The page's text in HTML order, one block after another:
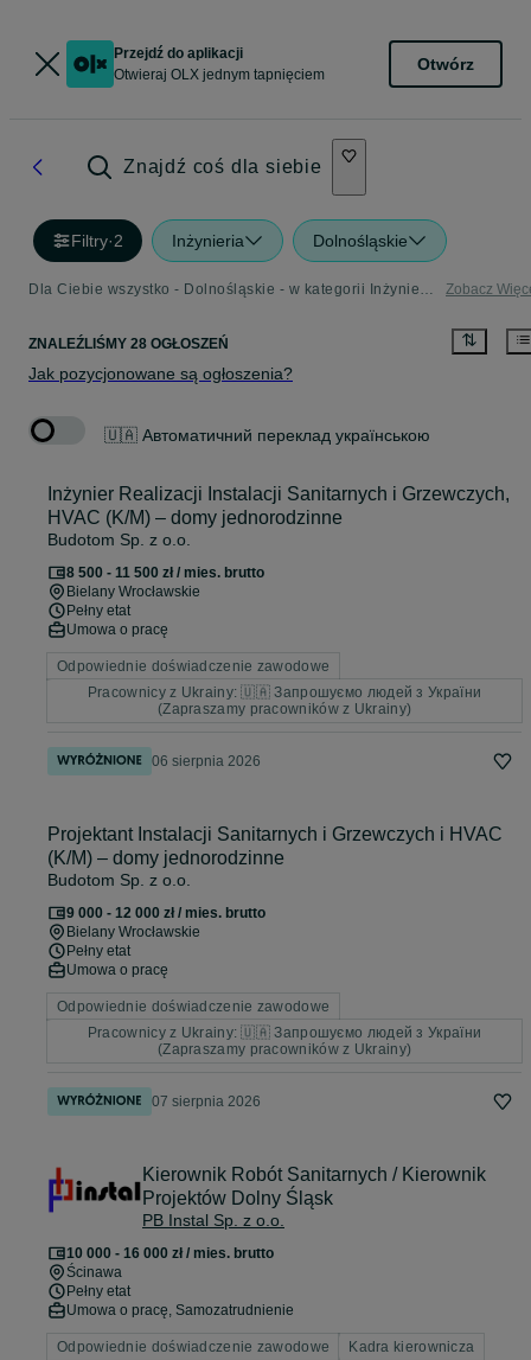
Przejdź do aplikacji
Otwieraj OLX jednym tapnięciem
Otwórz
Znajdź coś dla siebie
Filtry·2 Inżynieria Dolnośląskie
Dla Ciebie wszystko - Dolnośląskie - w kategorii Inżynieria Zobacz
ZNALEŹLIŚMY 28 OGŁOSZEŃ
Jak pozycjonowane są ogłoszenia?
🇺🇦 Автоматичний переклад українською
Inżynier Realizacji Instalacji Sanitarnych i Grzewczych,
HVAC (K/M) – domy jednorodzinne
Budotom Sp. z o.o.
8 500 - 11 500 zł / mies. brutto
Bielany Wrocławskie
Pełny etat
Umowa o pracę
Odpowiednie doświadczenie zawodowe
Pracownicy z Ukrainy: 🇺🇦 Запрошуємо людей з України
(Zapraszamy pracowników z Ukrainy)
06 sierpnia 2026
Projektant Instalacji Sanitarnych i Grzewczych i HVAC
(K/M) – domy jednorodzinne
Budotom Sp. z o.o.
9 000 - 12 000 zł / mies. brutto
Bielany Wrocławskie
Pełny etat
Umowa o pracę
Odpowiednie doświadczenie zawodowe
Pracownicy z Ukrainy: 🇺🇦 Запрошуємо людей з України
(Zapraszamy pracowników z Ukrainy)
07 sierpnia 2026
Kierownik Robót Sanitarnych / Kierownik
Projektów Dolny Śląsk
PB Instal Sp. z o.o.
10 000 - 16 000 zł / mies. brutto
Ścinawa
Pełny etat
Umowa o pracę, Samozatrudnienie
Odpowiednie doświadczenie zawodowe Kadra kierownicza